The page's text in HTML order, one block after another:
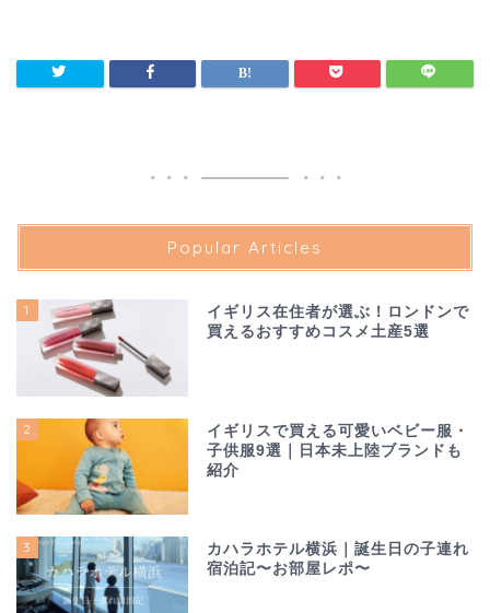
Popular Articles
1
イギリス在住者が選ぶ！ロンドンで
買えるおすすめコスメ土産5選
2
イギリスで買える可愛いベビー服・
子供服9選｜日本未上陸ブランドも
紹介
3
カハラホテル横浜｜誕生日の子連れ
宿泊記〜お部屋レポ〜